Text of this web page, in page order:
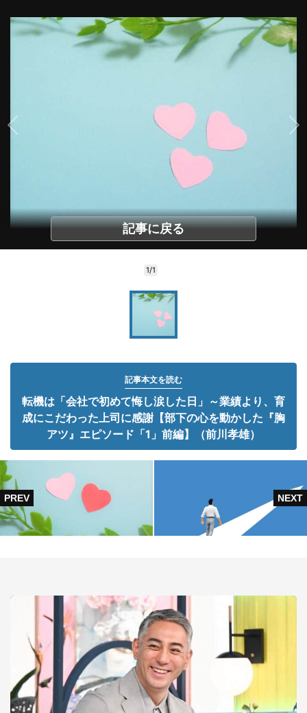
記事に戻る
1/1
記事本文を読む
転機は「会社で初めて悔し涙した日」～業績より、育
成にこだわった上司に感謝【部下の心を動かした『胸
アツ』エピソード「1」前編】（前川孝雄）